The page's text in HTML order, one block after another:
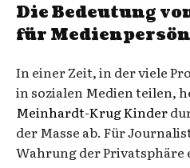
Die Bedeutung
für
In einer Zeit, in der viele
in sozialen Medien teilen,
Meinhardt-Krug Kinder
der Masse ab. Für
Wahrung der Privatsphäre